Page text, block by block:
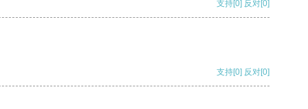
支持[0] 反对[0]
支持[0] 反对[0]